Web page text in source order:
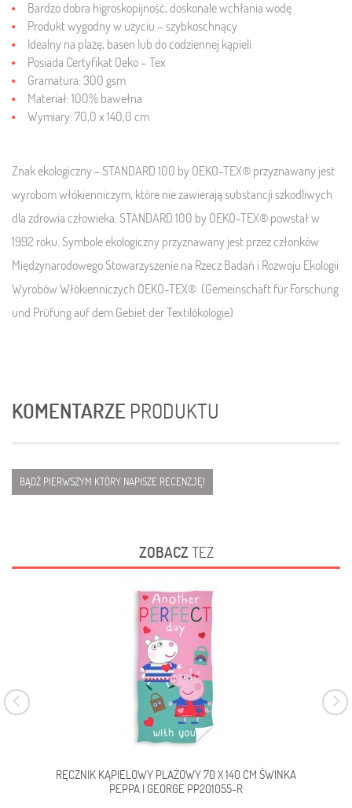
Bardzo dobra higroskopijność, doskonale wchłania wodę
Produkt wygodny w użyciu – szybkoschnący
Idealny na plażę, basen lub do codziennej kąpieli
Posiada Certyfikat Oeko – Tex
Gramatura: 300 gsm
Materiał: 100% bawełna
Wymiary: 70,0 x 140,0 cm
Znak ekologiczny - STANDARD 100 by OEKO-TEX® przyznawany jest
wyrobom włókienniczym, które nie zawierają substancji szkodliwych
dla zdrowia człowieka. STANDARD 100 by OEKO-TEX® powstał w
1992 roku. Symbole ekologiczny przyznawany jest przez członków
Międzynarodowego Stowarzyszenie na Rzecz Badań i Rozwoju Ekologii
Wyrobów Włókienniczych OEKO-TEX® (Gemeinschaft für Forschung
und Prüfung auf dem Gebiet der Textilökologie)
KOMENTARZE PRODUKTU
BĄDŹ PIERWSZYM KTÓRY NAPISZE RECENZJĘ!
ZOBACZTEŻ
RĘCZNIK KĄPIELOWY PLAŻOWY 70 X 140 CM ŚWINKA
PEPPA I GEORGE PP201055-R